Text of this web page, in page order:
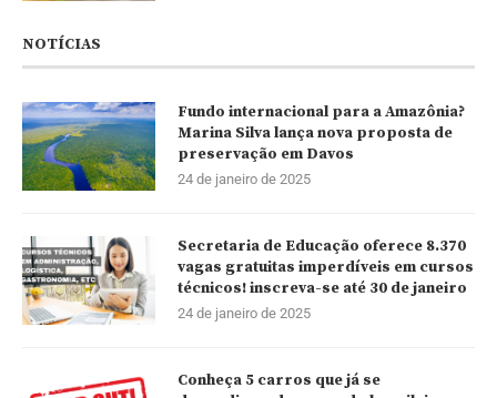
NOTÍCIAS
Fundo internacional para a Amazônia?
Marina Silva lança nova proposta de
preservação em Davos
24 de janeiro de 2025
Secretaria de Educação oferece 8.370
vagas gratuitas imperdíveis em cursos
técnicos! inscreva-se até 30 de janeiro
24 de janeiro de 2025
Conheça 5 carros que já se